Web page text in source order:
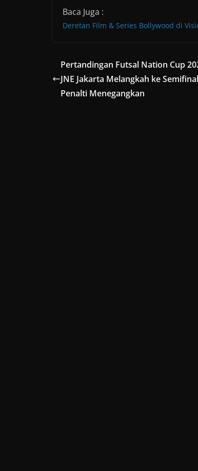
Baca Juga :
Deretan Film & Series Bollywood di
Pertandingan Futsal Nation Cup
JNE Jakarta Melangkah ke
Penalti Menegangkan